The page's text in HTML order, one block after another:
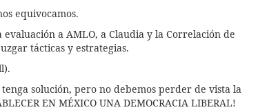
equivocamos.
a AMLO, a Claudia y la Correlación de
tácticas y estrategias.
solución, pero no debemos perder de vista la
EN MÉXICO UNA DEMOCRACIA LIBERAL!